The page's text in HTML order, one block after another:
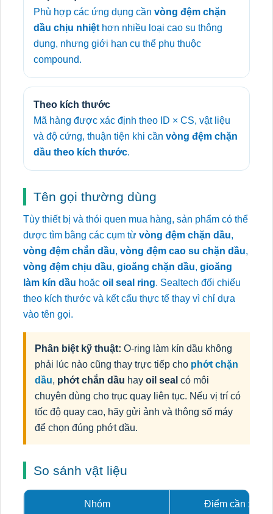
Phù hợp các ứng dụng cần vòng đệm chặn
dầu chịu nhiệt hơn nhiều loại cao su thông
dụng, nhưng giới hạn cụ thể phụ thuộc
compound.
Theo kích thước
Mã hàng được xác định theo ID × CS, vật liệu
và độ cứng, thuận tiện khi cần vòng đệm chặn
dầu theo kích thước.
Tên gọi thường dùng
Tùy thiết bị và thói quen mua hàng, sản phẩm có thể
được tìm bằng các cụm từ vòng đệm chặn dầu,
vòng đệm chắn dầu, vòng đệm cao su chặn dầu,
vòng đệm chịu dầu, gioăng chặn dầu, gioăng
làm kín dầu hoặc oil seal ring. Sealtech đối chiếu
theo kích thước và kết cấu thực tế thay vì chỉ dựa
vào tên gọi.
Phân biệt kỹ thuật: O-ring làm kín dầu không
phải lúc nào cũng thay trực tiếp cho phớt chặn
dầu, phớt chắn dầu hay oil seal có môi
chuyên dùng cho trục quay liên tục. Nếu vị trí có
tốc độ quay cao, hãy gửi ảnh và thông số máy
để chọn đúng phớt dầu.
So sánh vật liệu
Nhóm Điểm cần xem